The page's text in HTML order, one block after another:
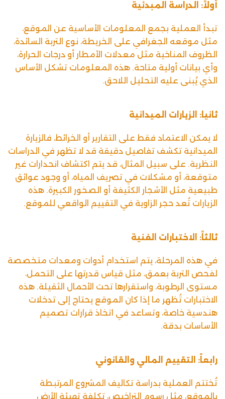
أولاً: الدراسة المبدئية
تبدأ العملية بجمع المعلومات الأساسية عن الموقع،
مثل موقعه الجغرافي على الخريطة، نوع التربة السائدة،
الظروف المناخية مثل معدلات الأمطار أو درجات الحرارة،
وأي بيانات أولية متاحة. هذه المعلومات تشكل الأساس
الذي يُبنى عليه التحليل اللاحق.
ثانيا: الزيارات الميدانية
لا يمكن الاعتماد فقط على التقارير أو الخرائط، فالزيارة
الميدانية تكشف تفاصيل دقيقة قد لا تظهر في الدراسات
النظرية. على سبيل المثال، قد يتم اكتشاف انحدارات غير
متوقعة، أو مشكلات في تصريف المياه، أو وجود عوائق
طبيعية مثل الأشجار الكثيفة أو الصخور الكبيرة. هذه
الزيارات تُعد حجر الزاوية في التقييم الواقعي للموقع.
ثالثاً: الاختبارات الفنية
في هذه المرحلة، يتم استخدام أدوات ومعدات متخصصة
لفحص التربة بعمق، مثل قياس قدرتها على التحمل،
مستوى الرطوبة، واستقرارها تحت الأحمال الثقيلة. هذه
الاختبارات تُظهر ما إذا كان الموقع يحتاج إلى تدخلات
هندسية خاصة، وتساعد في اتخاذ قرارات تصميم
الأساسات بدقة.
رابعاً: التقييم المالي والقانوني
تُختتم العملية بدراسة تكاليف المشروع المرتبطة
بالموقع، مثل رسوم التراخيص، تكلفة تهيئة الأرض